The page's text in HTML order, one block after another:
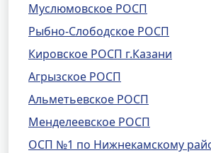
Муслюмовское РОСП
Рыбно-Слободское РОСП
Кировское РОСП г.Казани
Агрызское РОСП
Альметьевское РОСП
Менделеевское РОСП
ОСП №1 по Нижнекамскому